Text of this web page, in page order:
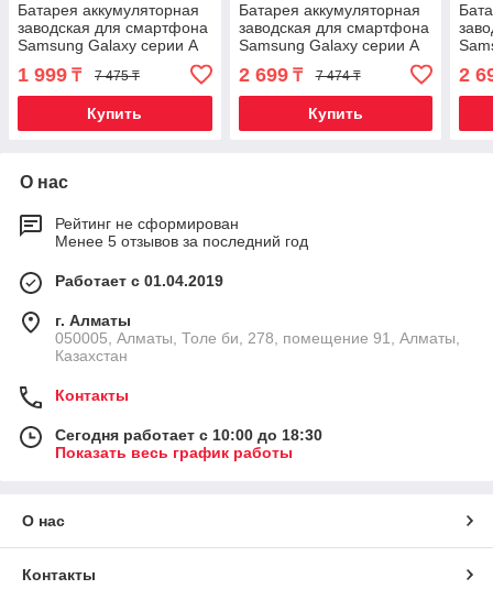
Батарея аккумуляторная
заводская для смартфона
Samsung Galaxy серии A
(A5 (2016))
1 999 ₸ 7 475 ₸
Купить
Батарея аккумуляторная
заводская для смартфона
Samsung Galaxy серии A
(A3 (2017))
2 699₸ 7 474 ₸
Купить
2
О нас
Рейтинг не сформирован
Менее 5 отзывов за последний год
Работает с 01.04.2019
г. Алматы
050005, Алматы, Толе би, 278, помещение 91, Алматы,
Казахстан
Контакты
Сегодня работает с 10:00 до 18:30
Показать весь график работы
О нас
Контакты